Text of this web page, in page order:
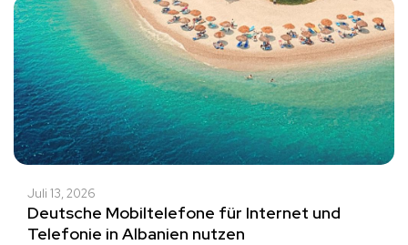
Juli 13, 2026
Deutsche Mobiltelefone für Internet und
Telefonie in Albanien nutzen